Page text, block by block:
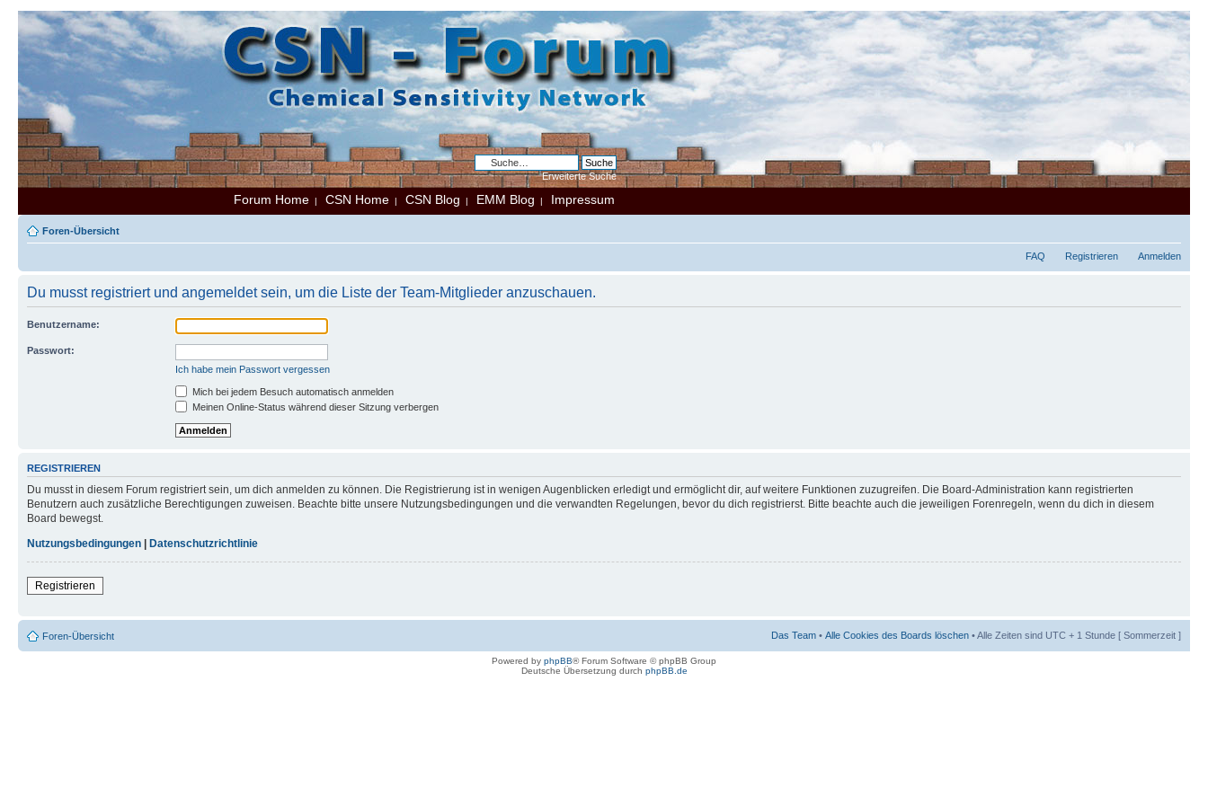
Erweiterte Suche
Forum Home | CSN Home | CSN Blog | EMM Blog | Impressum
Foren-Übersicht
FAQ Registrieren Anmelden
Du musst registriert und angemeldet sein, um die Liste der Team-Mitglieder anzuschauen.
Benutzername:
Passwort:
Ich habe mein Passwort vergessen
Mich bei jedem Besuch automatisch anmelden
Meinen Online-Status während dieser Sitzung verbergen
REGISTRIEREN
Du musst in diesem Forum registriert sein, um dich anmelden zu können. Die Registrierung ist in wenigen Augenblicken erledigt und ermöglicht dir, auf weitere Funktionen zuzugreifen. Die Board-Administration kann registrierten
Benutzern auch zusätzliche Berechtigungen zuweisen. Beachte bitte unsere Nutzungsbedingungen und die verwandten Regelungen, bevor du dich registrierst. Bitte beachte auch die jeweiligen Forenregeln, wenn du dich in diesem
Board bewegst.
Nutzungsbedingungen | Datenschutzrichtlinie
Registrieren
Foren-Übersicht Das Team • Alle Cookies des Boards löschen • Alle Zeiten sind UTC + 1 Stunde [ Sommerzeit ]
Powered by phpBB® Forum Software © phpBB Group
Deutsche Übersetzung durch phpBB.de